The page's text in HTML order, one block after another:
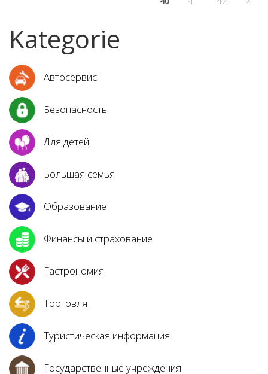
Kategorie
Автосервис
Безопасность
Для детей
Большая семья
Образование
Финансы и страхование
Гастрономия
Торговля
Туристическая информация
Государственные учреждения